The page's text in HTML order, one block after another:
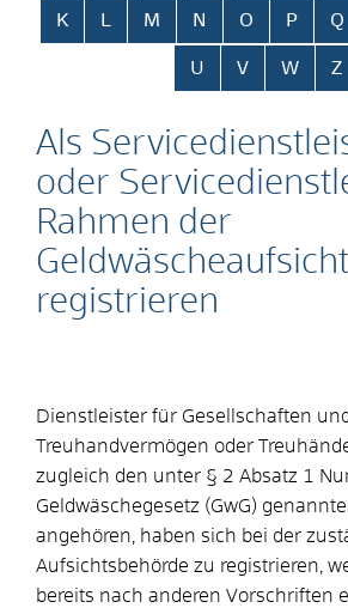
K L M N O P Q
U V W Z
Als
oder
Rahmen der
Geldwäscheaufsicht
registrieren
Dienstleister für Gesellschaften
Treuhandvermögen oder
zugleich den unter § 2 Absatz 1
Geldwäschegesetz (GwG)
angehören, haben sich bei der
Aufsichtsbehörde zu registrieren,
bereits nach anderen Vorschriften